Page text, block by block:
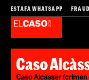
ESTAFA WHATSAPP
Caso
Caso Alcàsser (crimen